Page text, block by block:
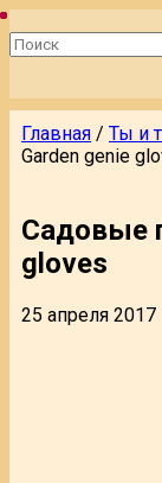
Главная / Ты и
Garden genie
Садовые
gloves
25 апреля 2017